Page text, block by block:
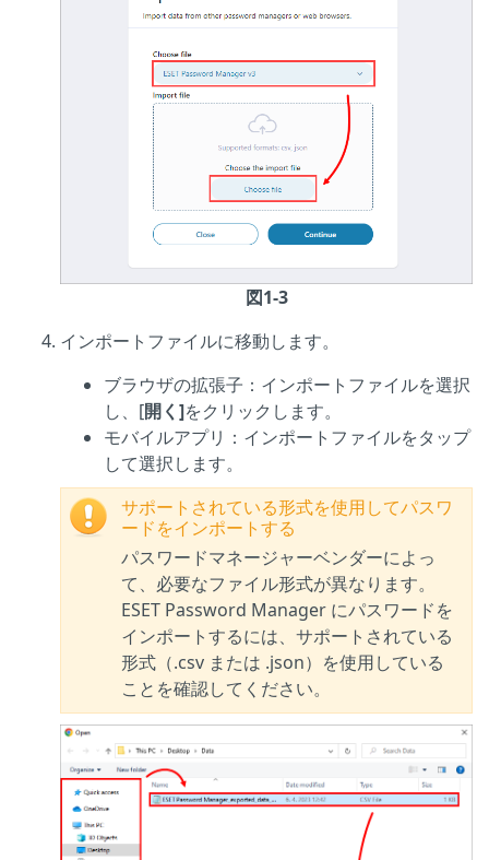
図1-3
インポートファイルに移動します。
ブラウザの拡張子：インポートファイルを選択
し、[開く]をクリックします。
モバイルアプリ：インポートファイルをタップ
して選択します。
サポートされている形式を使用してパスワ
ードをインポートする
パスワードマネージャーベンダーによっ
て、必要なファイル形式が異なります。
ESET Password Manager にパスワードを
インポートするには、サポートされている
形式（.csv または .json）を使用している
ことを確認してください。